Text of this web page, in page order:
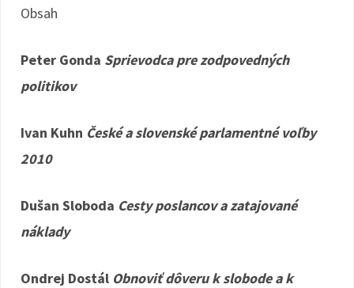
Obsah
Peter Gonda Sprievodca pre zodpovedných
politikov
Ivan Kuhn České a slovenské parlamentné voľby
2010
Dušan Sloboda Cesty poslancov a zatajované
náklady
Ondrej Dostál Obnoviť dôveru k slobode a k